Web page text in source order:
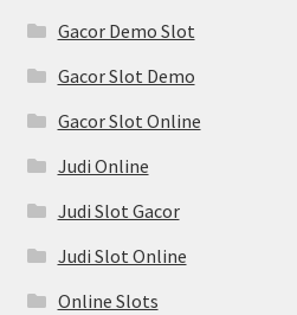
Gacor Demo Slot
Gacor Slot Demo
Gacor Slot Online
Judi Online
Judi Slot Gacor
Judi Slot Online
Online Slots